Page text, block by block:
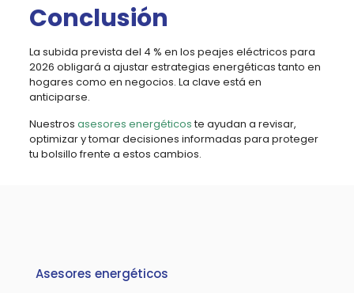
Conclusión
La subida prevista del 4 % en los peajes eléctricos para
2026 obligará a ajustar estrategias energéticas tanto en
hogares como en negocios. La clave está en
anticiparse.
Nuestros asesores energéticoste ayudan a revisar,
optimizar y tomar decisiones informadas para proteger
tu bolsillo frente a estos cambios.
Asesores energéticos